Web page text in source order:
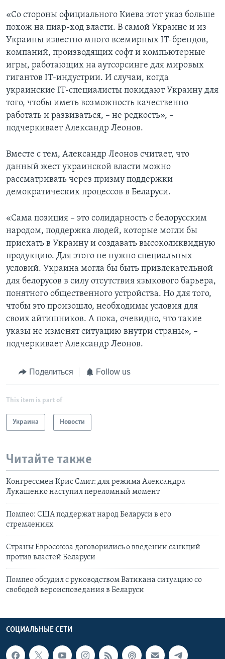
«Со стороны официального Киева этот указ больше
похож на пиар-ход власти. В самой Украине и из
Украины известно много всемирных IT-брендов,
компаний, производящих софт и компьютерные
игры, работающих на аутсорсинге для мировых
гигантов IT-индустрии. И случаи, когда
украинские IT-специалисты покидают Украину для
того, чтобы иметь возможность качественно
работать и развиваться, – не редкость», –
подчеркивает Александр Леонов.
Вместе с тем, Александр Леонов считает, что
данный жест украинской власти можно
рассматривать через призму поддержки
демократических процессов в Беларуси.
«Сама позиция – это солидарность с белорусским
народом, поддержка людей, которые могли бы
приехать в Украину и создавать высоколиквидную
продукцию. Для этого не нужно специальных
условий. Украина могла бы быть привлекательной
для белорусов в силу отсутствия языкового барьера,
понятного общественного устройства. Но для того,
чтобы это произошло, необходимы условия для
своих айтишников. А пока, очевидно, что такие
указы не изменят ситуацию внутри страны», –
подчеркивает Александр Леонов.
Поделиться Follow us
This item is part of
Украина Новости
Читайте также
Конгрессмен Крис Смит: для режима Александра
Лукашенко наступил переломный момент
Помпео: США поддержат народ Беларуси в его
стремлениях
Страны Евросоюза договорились о введении санкций
против властей Беларуси
Помпео обсудил с руководством Ватикана ситуацию со
свободой вероисповедания в Беларуси
СОЦИАЛЬНЫЕ СЕТИ